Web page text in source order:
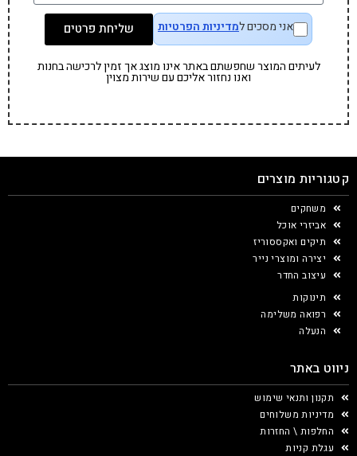
אני מסכים למדיניות הפרטיות שליחת פרטים
לעיתים המוצר שחפשתם באתר אינו מוצג אך זמין לרכישה בחנות
ואנו נחזור אליכם עם שירות מצוין
קטגוריות מוצרים
משחקים
אביזרי אוכל
תיקים ואקססוריז
יצירה ומוצרי נייר
עיצוב החדר
תינוקות
רפואה משלימה
הנעלה
ניווט באתר
תקנון ותנאי שימוש
מדיניות משלוחים
החלפות \ החזרות
עגלת קניות